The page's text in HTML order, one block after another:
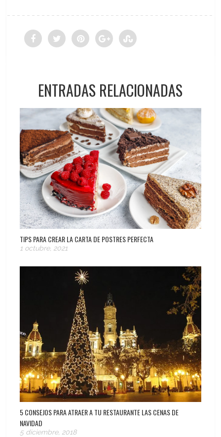
ENTRADAS RELACIONADAS
TIPS PARA CREAR LA CARTA DE POSTRES PERFECTA
1 octubre, 2021
5 CONSEJOS PARA ATRAER A TU RESTAURANTE LAS CENAS DE
NAVIDAD
5 diciembre, 2018